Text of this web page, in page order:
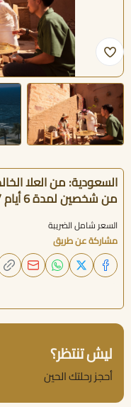
السعودية: من العلا
من شخصين لمدة 6 أيام / 5 ليالٍ KR
السعر شامل الضريبة
مشاركة عن طريق
ليش تنتظر؟
أحجز رحلتك الحين